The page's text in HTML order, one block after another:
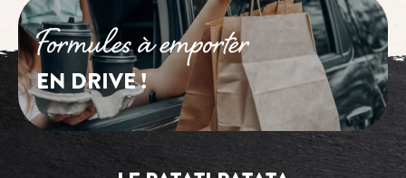
Formules à emporter
EN DRIVE !